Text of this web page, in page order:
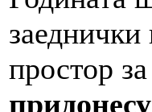
простор